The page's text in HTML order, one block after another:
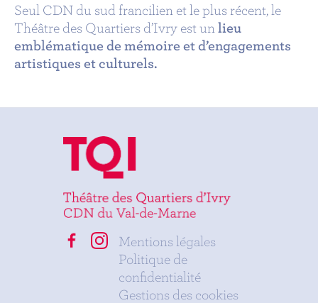
Seul CDN du sud francilien et le plus récent, le
Théâtre des Quartiers d’Ivry est unlieu
emblématique de mémoire et d’engagements
artistiques et culturels.
Mentions légales
Politique de
confidentialité
Gestions des cookies